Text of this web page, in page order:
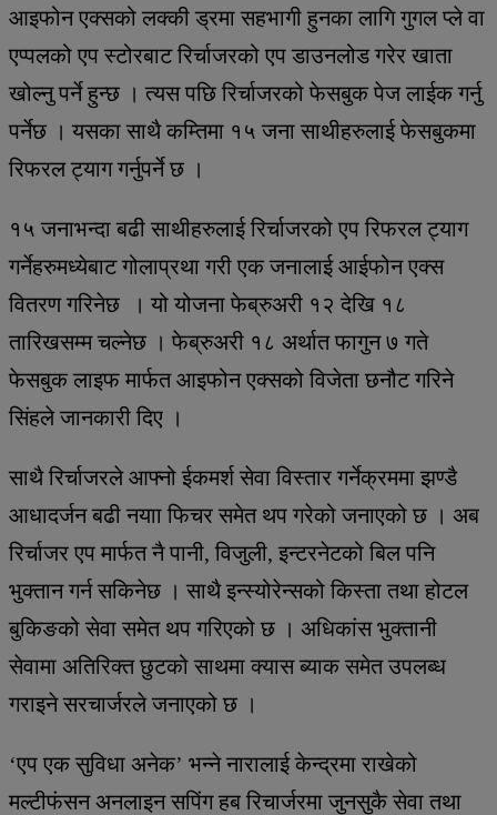
आइफोन एक्सको लक्की ड्रमा सहभागी हुनका लागि गुगल प्ले वा
एप्पलको एप स्टोरबाट रिर्चाजरको एप डाउनलोड गरेर खाता
खोल्नु पर्ने हुन्छ । त्यस पछि रिर्चाजरको फेसबुक पेज लाईक गर्नु
पर्नेछ । यसका साथै कम्तिमा १५ जना साथीहरुलाई फेसबुकमा
रिफरल ट्याग गर्नुपर्ने छ ।
१५ जनाभन्दा बढी साथीहरुलाई रिर्चाजरको एप रिफरल ट्याग
गर्नेहरुमध्येबाट गोलाप्रथा गरी एक जनालाई आईफोन एक्स
वितरण गरिनेछ । यो योजना फेब्रुअरी १२ देखि १८
तारिखसम्म चल्नेछ । फेब्रुअरी १८ अर्थात फागुन ७ गते
फेसबुक लाइफ मार्फत आइफोन एक्सको विजेता छनौट गरिने
सिंहले जानकारी दिए ।
साथै रिर्चाजरले आफ्नो ईकमर्श सेवा विस्तार गर्नेक्रममा झण्डै
आधादर्जन बढी नयाा फिचर समेत थप गरेको जनाएको छ । अब
रिर्चाजर एप मार्फत नै पानी, विजुली, इन्टरनेटको बिल पनि
भुक्तान गर्न सकिनेछ । साथै इन्स्योरेन्सको किस्ता तथा होटल
बुकिङको सेवा समेत थप गरिएको छ । अधिकांस भुक्तानी
सेवामा अतिरिक्त छुटको साथमा क्यास ब्याक समेत उपलब्ध
गराइने सरचार्जरले जनाएको छ ।
‘एप एक सुविधा अनेक’ भन्ने नारालाई केन्द्रमा राखेको
मल्टीफंसन अनलाइन सपिंग हब रिचार्जरमा जुनसुकै सेवा तथा